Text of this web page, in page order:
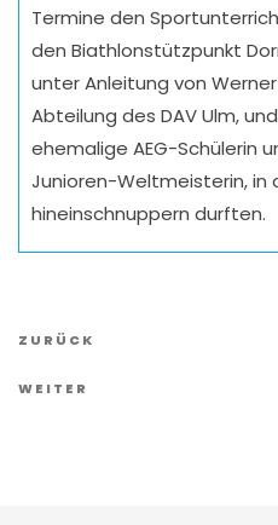
Termine den
den Biathlonstützpunkt
unter Anleitung von
Abteilung des DAV Ulm,
ehemalige AEG-Schülerin
Junioren-Weltmeisterin, in
hineinschnuppern durften.
Vorheriger
ZURÜCK
Nächster
WEITER